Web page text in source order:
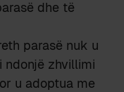
dhe të
parasë nuk u
ndonjë zhvillimi
u adoptua me